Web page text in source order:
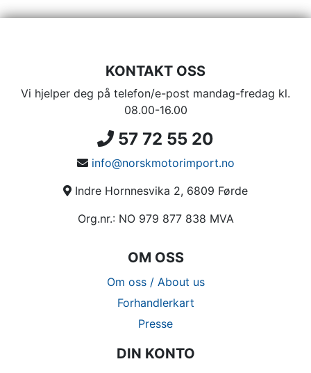
KONTAKT OSS
Vi hjelper deg på telefon/e-post mandag-fredag kl.
08.00-16.00
57 72 55 20
info@norskmotorimport.no
Indre Hornnesvika 2, 6809 Førde
Org.nr.: NO 979 877 838 MVA
OM OSS
Om oss / About us
Forhandlerkart
Presse
DIN KONTO